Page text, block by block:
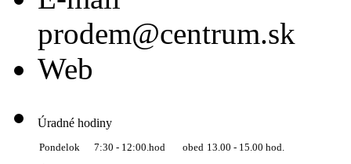
prodem@centrum.sk
Web
Úradné hodiny
Pondelok 7:30 - 12:00.hod obed 13.00 - 15.00 hod.